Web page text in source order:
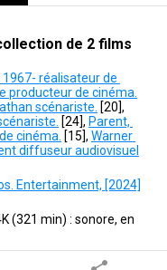
de 2 films
1967- réalisateur de
producteur de cinéma.
scénariste. [20]
[24], Parent,
cinéma. [15], Warner
diffuseur audiovisuel
Entertainment, [2024]
(321 min) : sonore, en